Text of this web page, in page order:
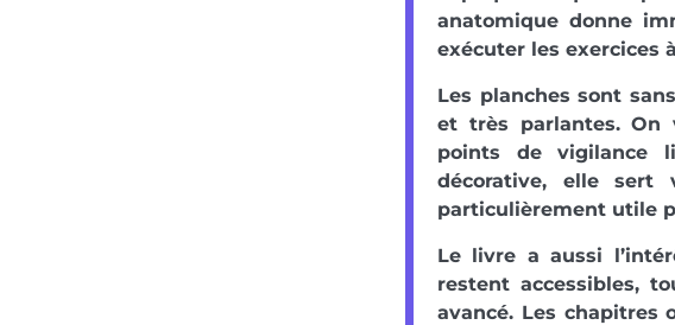
anatomique donne
exécuter les exercices
Les planches sont
et très parlantes. On
points de vigilance
décorative, elle sert
particulièrement utile
Le livre a aussi
restent accessibles,
avancé. Les chapitres